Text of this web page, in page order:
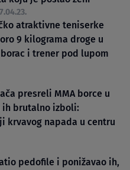
atraktivne teniserke
9 kilograma droge u
i trener pod lupom
presreli MMA borce u
ih brutalno izboli:
krvavog napada u centru
pedofile i ponižavao ih,